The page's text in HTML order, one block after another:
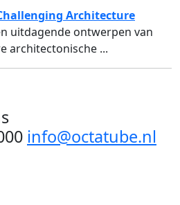
Architecture
uitdagende ontwerpen van
architectonische ...
info@octatube.nl